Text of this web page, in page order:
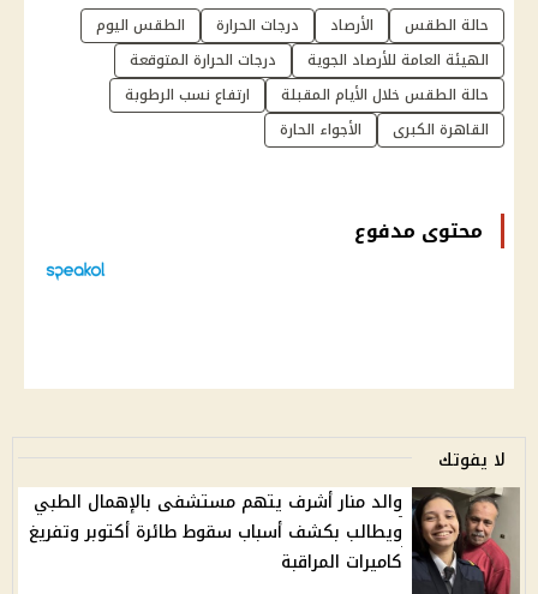
حالة الطقس الأرصاد درجات الحرارة
الطقس اليوم
الهيئة العامة للأرصاد الجوية
درجات الحرارة المتوقعة
حالة الطقس خلال الأيام المقبلة
ارتفاع نسب الرطوبة
القاهرة الكبرى
الأجواء الحارة
محتوى مدفوع
لا يفوتك
والد منار أشرف يتهم مستشفى بالإهمال الطبي
ويطالب بكشف أسباب سقوط طائرة أكتوبر وتفريغ
كاميرات المراقبة